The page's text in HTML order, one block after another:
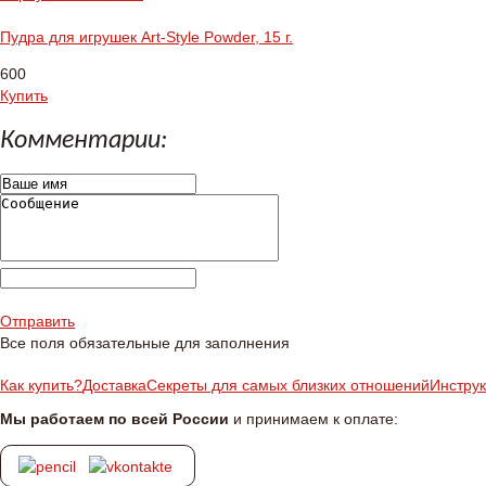
Пудра для игрушек Art-Style Powder, 15 г.
600
Купить
Комментарии:
Отправить
Все поля обязательные для заполнения
Как купить?ДоставкаСекреты для самых близких отношений
Мы работаем по всей России и принимаем к оплате: